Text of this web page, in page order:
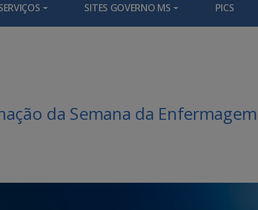
SITES GOVERNO MS PICS
da Semana da